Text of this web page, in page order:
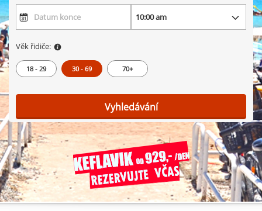
Věk řidiče:
18 - 29 30 - 69 70+
Vyhledávání